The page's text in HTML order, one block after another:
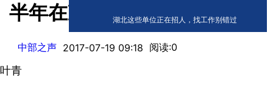
湖北这些单位正在招人，找工作别错过
半年在减负中“轻装上阵”
中部之声 2017-07-19 09:18 阅读:0
叶青